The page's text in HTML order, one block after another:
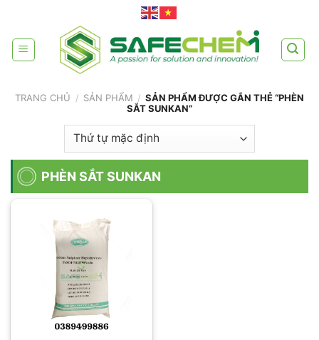
content
TRANG CHỦ / SẢN PHẨM / SẢN PHẨM ĐƯỢC GẮN THẺ “PHÈN
SẮT SUNKAN”
PHÈN SẮT SUNKAN